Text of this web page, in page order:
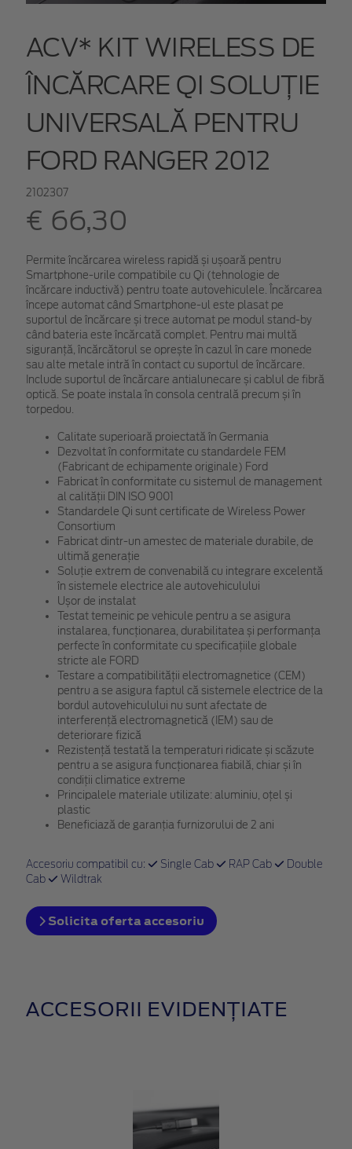
ACV* KIT WIRELESS DE
ÎNCĂRCARE QI SOLUȚIE
UNIVERSALĂ PENTRU
FORD RANGER 2012
2102307
€ 66,30
Permite încărcarea wireless rapidă și ușoară pentru
Smartphone-urile compatibile cu Qi (tehnologie de
încărcare inductivă) pentru toate autovehiculele. Încărcarea
începe automat când Smartphone-ul este plasat pe
suportul de încărcare și trece automat pe modul stand-by
când bateria este încărcată complet. Pentru mai multă
siguranță, încărcătorul se oprește în cazul în care monede
sau alte metale intră în contact cu suportul de încărcare.
Include suportul de încărcare antialunecare și cablul de fibră
optică. Se poate instala în consola centrală precum și în
torpedou.
Calitate superioară proiectată în Germania
Dezvoltat în conformitate cu standardele FEM
(Fabricant de echipamente originale) Ford
Fabricat în conformitate cu sistemul de management
al calității DIN ISO 9001
Standardele Qi sunt certificate de Wireless Power
Consortium
Fabricat dintr-un amestec de materiale durabile, de
ultimă generație
Soluție extrem de convenabilă cu integrare excelentă
în sistemele electrice ale autovehiculului
Ușor de instalat
Testat temeinic pe vehicule pentru a se asigura
instalarea, funcționarea, durabilitatea și performanța
perfecte în conformitate cu specificațiile globale
stricte ale FORD
Testare a compatibilității electromagnetice (CEM)
pentru a se asigura faptul că sistemele electrice de la
bordul autovehiculului nu sunt afectate de
interferență electromagnetică (IEM) sau de
deteriorare fizică
Rezistență testată la temperaturi ridicate și scăzute
pentru a se asigura funcționarea fiabilă, chiar și în
condiții climatice extreme
Principalele materiale utilizate: aluminiu, oțel și
plastic
Beneficiază de garanția furnizorului de 2 ani
Accesoriu compatibil cu: Single Cab RAP Cab
Double
Cab
Wildtrak
Solicita oferta accesoriu
ACCESORII EVIDENȚIATE